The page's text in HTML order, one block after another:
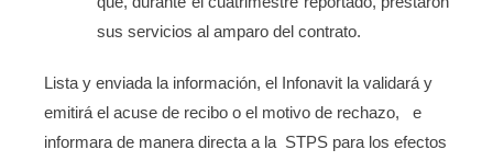
sus servicios al amparo del contrato.
Lista y enviada la información, el Infonavit la validará y
emitirá el acuse de recibo o el motivo de rechazo,
e
informara de manera directa a la STPS para los efectos